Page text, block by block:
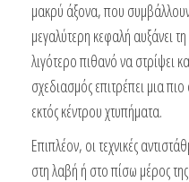
μακρύ άξονα, που
μεγαλύτερη κεφαλή αυξάνει
λιγότερο πιθανό να στρίψει
σχεδιασμός επιτρέπει μια
εκτός κέντρου χτυπήματα.
Επιπλέον, οι τεχνικές
στη λαβή ή στο πίσω μέρος